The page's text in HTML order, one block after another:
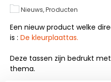
Nieuws, Producten
Een nieuw product welke
is : De kleurplaattas.
Deze tassen zijn bedrukt
thema.